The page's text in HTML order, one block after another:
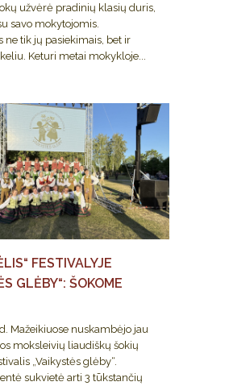
užvėrė pradinių klasių duris,
savo mokytojomis.
ne tik jų pasiekimais, bet ir
Keturi metai mokykloje...
FESTIVALYJE
GLĖBY“: ŠOKOME
Mažeikiuose nuskambėjo jau
moksleivių liaudiškų šokių
„Vaikystės glėby“.
sukvietė arti 3 tūkstančių